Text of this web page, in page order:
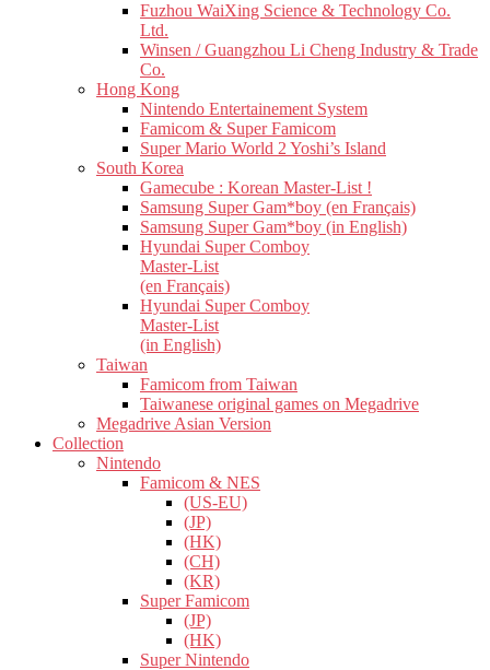
Fuzhou WaiXing Science & Technology Co.
Ltd.
Winsen / Guangzhou Li Cheng Industry & Trade
Co.
Hong Kong
Nintendo Entertainement System
Famicom & Super Famicom
Super Mario World 2 Yoshi’s Island
South Korea
Gamecube : Korean Master-List !
Samsung Super Gam*boy (en Français)
Samsung Super Gam*boy (in English)
Hyundai Super Comboy
Master-List
(en Français)
Hyundai Super Comboy
Master-List
(in English)
Taiwan
Famicom from Taiwan
Taiwanese original games on Megadrive
Megadrive Asian Version
Collection
Nintendo
Famicom & NES
(US-EU)
(JP)
(HK)
(CH)
(KR)
Super Famicom
(JP)
(HK)
Super Nintendo